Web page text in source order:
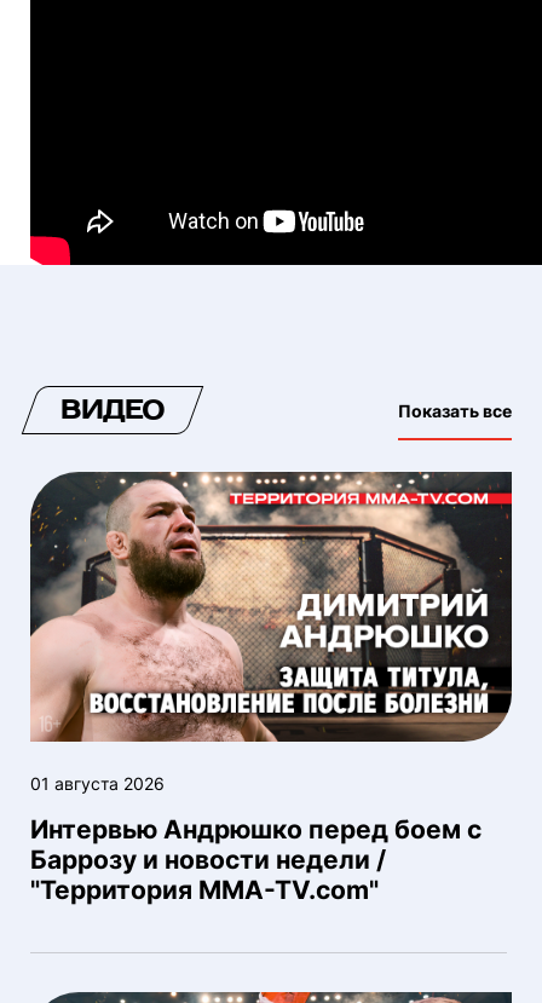
ВИДЕО Показать все
01 августа 2026
Интервью Андрюшко перед боем с
Баррозу и новости недели /
"Территория MMA-TV.com"